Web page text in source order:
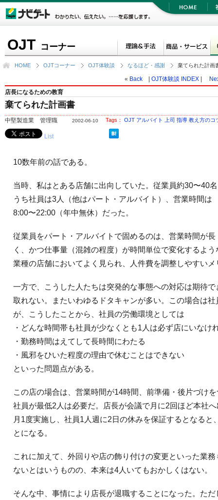
OJT コーナー
HOME OJTコーナー OJT体験談 なるほど・感謝 棄てられた計画
« Back| OJT体験談 INDEX|
店長になるための教育
棄てられた計画書
中堅製造業 管理職 2002-06-10 Tags： OJT アルバイト 上司 指導 教え方のコ
List
10数年前の話である。
当時、私はとある店舗に出向していた。従業員約30〜40
うち社員は3人（他はパート・アルバイト）、営業時間は
8:00〜22:00（年中無休）だった。
従業員をパート・アルバイトで固めるのは、営業時間が長
く、かつ仕事量（混雑の程度）が時間単位で変化するよう
業種の店舗においてよく見られ、人件費を調整しやすい
一方で、こうした人たちは突発的な事態への対応は期待
取れない。またいわゆるドタキャンが多い。この場合は
が、こうしたことから、社員の労働環境としては
・どんな時間帯も社員が少なくとも1人は必ず店にいなけ
・勤務時間はえてして長時間にわたる
・風邪をひいた程度の理由で休むことはできない
といった問題点がある。
この店の場合は、営業時間が14時間、前準備・後片づけ
社員が最低2人は必要だ。店長が会議で月に2回ほど本社
月1度実施し、社員1人週に2日の休みを保証するとなると
とになる。
これに加えて、外回りや店の飾り付けの変更といった業
ないとはいうものの、本来は4人いてもおかしくはない。
そんな中、事情により店長が退職することになった。た